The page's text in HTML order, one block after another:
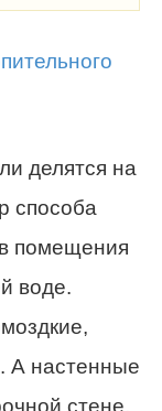
делятся на
способа
помещения
воде.
А настенные
стене.